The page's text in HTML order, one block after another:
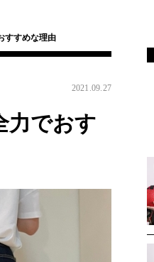
すすめな理由
2021.09.27
力でおす